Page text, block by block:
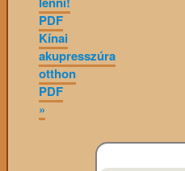
PDF
Kínai
akupresszúra
otthon
PDF
»